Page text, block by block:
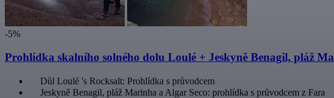
-5%
Prohlídka skalního solného dolu Loulé + Jeskyně Benagil, pláž
Důl Loulé 's Rocksalt: Prohlídka s průvodcem
Jeskyně Benagil, pláž Marinha a Algar Seco: prohlídka s průvodcem z Fara